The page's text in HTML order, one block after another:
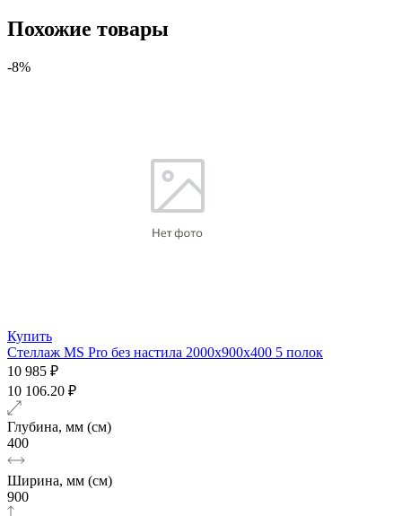
Похожие товары
-8%
Купить
Стеллаж MS Pro без настила 2000х900x400 5 полок
10 985 ₽
10 106.20 ₽
Глубина, мм (см)
400
Ширина, мм (см)
900